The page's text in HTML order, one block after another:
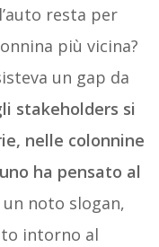
resta per
più vicina?
un gap da
stakeholders si
nelle colonnine
ha pensato al
noto slogan,
intorno al